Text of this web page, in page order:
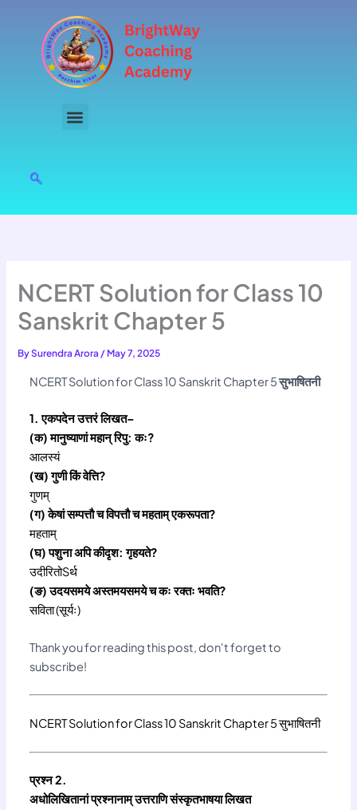
content
NCERT Solution for Class 10
Sanskrit Chapter 5
BySurendra Arora/ May 7, 2025
NCERT Solution for Class 10 Sanskrit Chapter 5सुभाषितनी
1. एकपदेन उत्तरं लिखत–
(क) मानुष्याणां महान् रिपु: कः?
आलस्यं
(ख) गुणी किं वेत्ति?
गुणम्
(ग) केषां सम्पत्तौ च विपत्तौ च महताम् एकरूपता?
महताम्
(घ) पशुना अपि कीदृश: गृहयते?
उदीरितोSर्थ
(ङ) उदयसमये अस्तमयसमये च कः रक्तः भवति?
सविता (सूर्यः)
Thank you for reading this post, don't forget to
subscribe!
NCERT Solution for Class 10 Sanskrit Chapter 5 सुभाषितनी
प्रश्न 2.
अधोलिखितानां प्रश्नानाम् उत्तराणि संस्कृतभाषया लिखत